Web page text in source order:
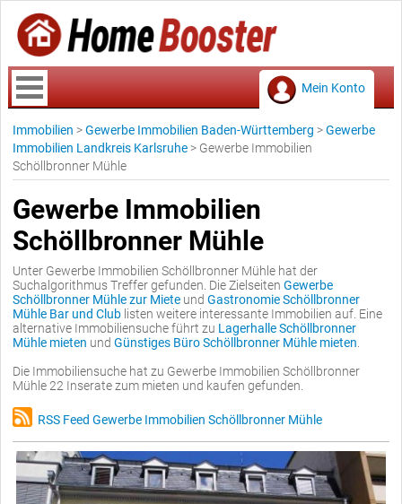
Mein Konto
Immobilien >Gewerbe Immobilien Baden-Württemberg >Gewerbe
Immobilien Landkreis Karlsruhe > Gewerbe Immobilien
Schöllbronner Mühle
Gewerbe Immobilien
Schöllbronner Mühle
Unter Gewerbe Immobilien Schöllbronner Mühle hat der
Suchalgorithmus Treffer gefunden. Die Zielseiten Gewerbe
Schöllbronner Mühle zur Miete und Gastronomie Schöllbronner
Mühle Bar und Club listen weitere interessante Immobilien auf. Eine
alternative Immobiliensuche führt zu Lagerhalle Schöllbronner
Mühle mieten und Günstiges Büro Schöllbronner Mühle mieten
Die Immobiliensuche hat zu Gewerbe Immobilien Schöllbronner
Mühle 22 Inserate zum mieten und kaufen gefunden.
RSS Feed Gewerbe Immobilien Schöllbronner Mühle